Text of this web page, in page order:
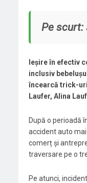
Pe scurt:
Ieșire în efectiv
inclusiv
încearcă trick-
Laufer, Alina
După o perioadă
accident auto mai
comerț și
traversare pe o
Pe atunci,